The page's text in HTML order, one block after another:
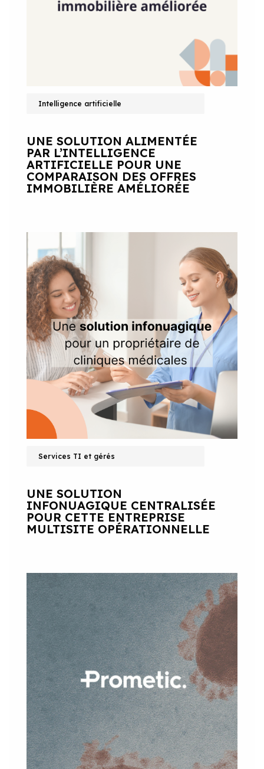
Intelligence artificielle
UNE SOLUTION ALIMENTÉE
PAR L’INTELLIGENCE
ARTIFICIELLE POUR UNE
COMPARAISON DES OFFRES
IMMOBILIÈRE AMÉLIORÉE
Services TI et gérés
UNE SOLUTION
INFONUAGIQUE CENTRALISÉE
POUR CETTE ENTREPRISE
MULTISITE OPÉRATIONNELLE